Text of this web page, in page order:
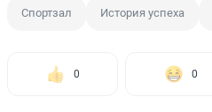
Спортзал История успеха
0 0